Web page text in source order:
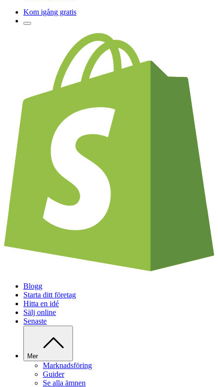
Kom igång gratis
Blogg
Starta ditt företag
Hitta en idé
Sälj online
Senaste
Mer
Marknadsföring
Guider
Se alla ämnen